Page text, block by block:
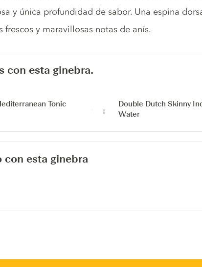
y única profundidad de sabor. Una espina
frescos y maravillosas notas de anís.
con esta ginebra.
Tonic
Double Dutch Skinny
Water
con esta ginebra